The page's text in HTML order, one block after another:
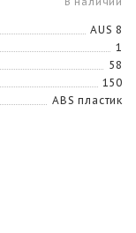
AUS 8
1
58
150
ABS пластик